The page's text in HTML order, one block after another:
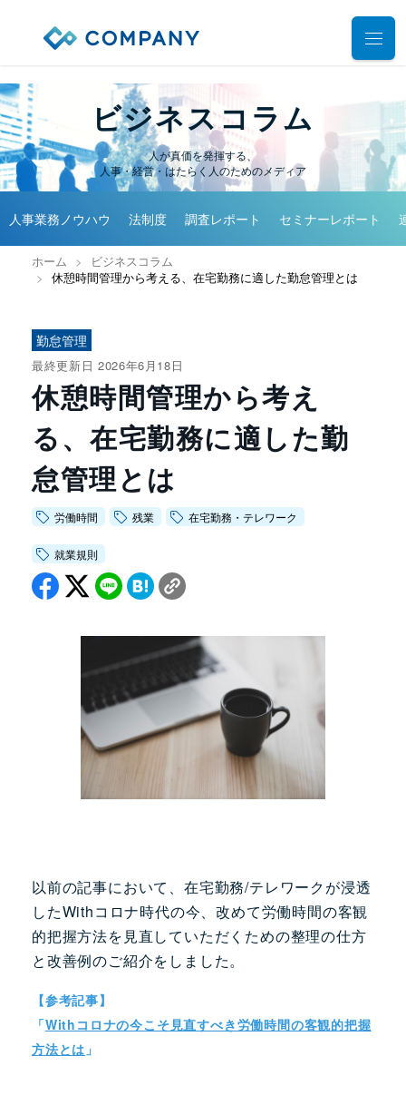
業務別ソリューション
人事管理
給与計算
勤怠管理
雇用手続管理
マイナンバー管理
公共・公益法人向け
サポート
導入・運用サポート
システム選定支援コンサルティングサービス
プロフェッショナルサービス
ユーザーコミッティ
アウトソーシング（WBS）
導入事例
セミナー
デモ動画
会社情報
会社情報トップ
企業理念
会社概要
ニュース
CEO挨拶
制度・文化
WHI Holdings
資料ダウンロード お問い合わせ
03-5575-5277
受付時間9:30〜18:30（土日祝日を除く）
ビジネスコラム
人が真価を発揮する、
人事・経営・はたらく人のためのメディア
人事業務ノウハウ 法制度 調査レポート セミナーレポート
ホーム
ビジネスコラム
休憩時間管理から考える、在宅勤務に適した勤怠管理とは
勤怠管理
最終更新日 2026年6月18日
休憩時間管理から考え
る、在宅勤務に適した勤
怠管理とは
労働時間 残業 在宅勤務・テレワーク
就業規則
以前の記事において、在宅勤務/テレワークが浸透
したWithコロナ時代の今、改めて労働時間の客観
的把握方法を見直していただくための整理の仕方
と改善例のご紹介をしました。
【参考記事】
「Withコロナの今こそ見直すべき労働時間の客観的把握
方法とは 」